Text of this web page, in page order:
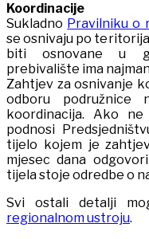
Koordinacije
Sukladno Pravilniku o
se osnivaju po
biti osnovane u
prebivalište ima
Zahtjev za osnivanje
odboru
koordinacija. Ako
podnosi
tijelo kojem je
mjesec dana
tijela stoje odredbe o
Svi ostali detalji
regionalnom ustroju.